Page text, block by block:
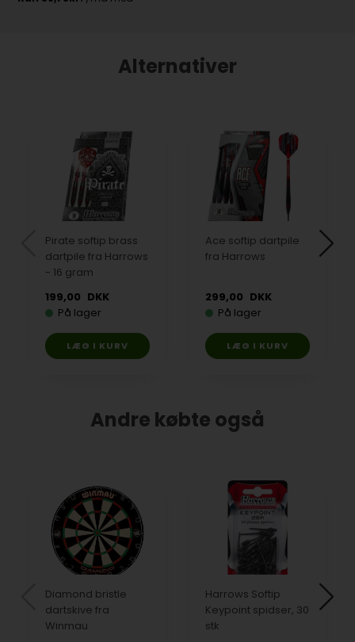
Alternativer
Pirate softip brass
dartpile fra Harrows
- 16 gram
199,00 DKK
På lager
Ace softip dartpile
fra Harrows
299,00 DKK
På lager
Andre købte også
Diamond bristle
dartskive fra
Winmau
Harrows Softip
Keypoint spidser, 30
stk